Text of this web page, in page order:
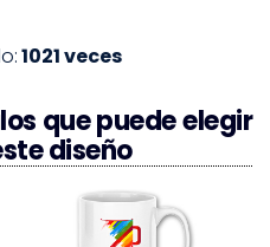
1021 veces
que puede elegir
diseño